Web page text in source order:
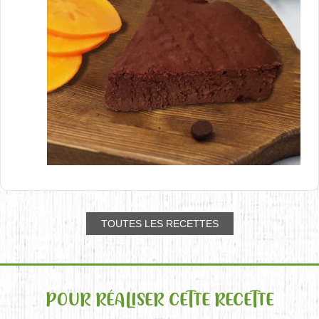
TOUTES LES RECETTES
POUR RÉALISER CETTE RECETTE